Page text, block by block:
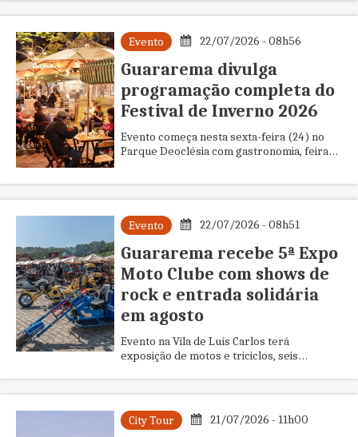
Evento 22/07/2026 - 08h56
Guararema divulga
programação completa do
Festival de Inverno 2026
Evento começa nesta sexta-feira (24) no
Parque Deoclésia com gastronomia, feira
Evento 22/07/2026 - 08h51
Guararema recebe 5ª Expo
Moto Clube com shows de
rock e entrada solidária
em agosto
Evento na Vila de Luís Carlos terá
exposição de motos e triciclos, seis
City Tour 21/07/2026 - 11h00